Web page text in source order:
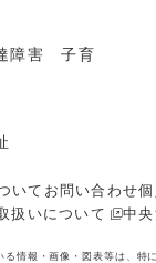
障害 子育
いて お問い合わせ
扱いについて
中央
情報・画像・図表等は、特